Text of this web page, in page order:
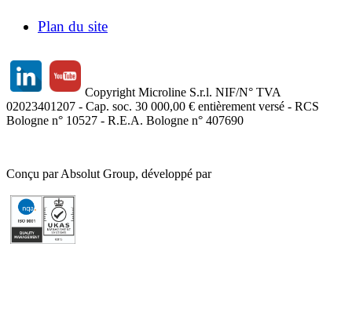
Plan du site
Copyright Microline S.r.l. NIF/N° TVA
02023401207 - Cap. soc. 30 000,00 € entièrement versé - RCS
Bologne n° 10527 - R.E.A. Bologne n° 407690
Conçu par Absolut Group, développé par